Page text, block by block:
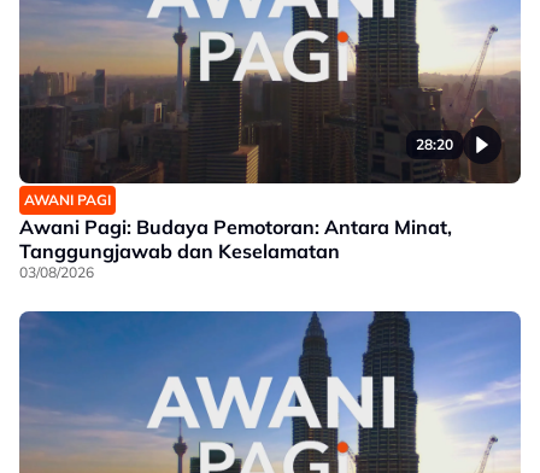
28:20
AWANI PAGI
Awani Pagi: Budaya Pemotoran: Antara Minat,
Tanggungjawab dan Keselamatan
03/08/2026